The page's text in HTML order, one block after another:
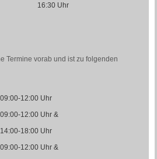
16:30 Uhr
Termine vorab und ist zu folgenden
09:00-12:00 Uhr
09:00-12:00 Uhr &
14:00-18:00 Uhr
09:00-12:00 Uhr &